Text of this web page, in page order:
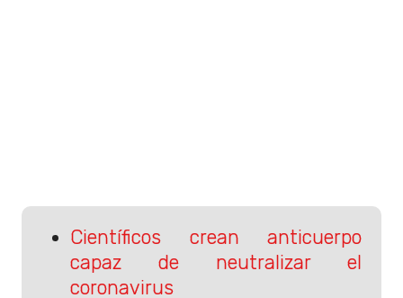
Científicos crean anticuerpo
capaz de neutralizar el
coronavirus